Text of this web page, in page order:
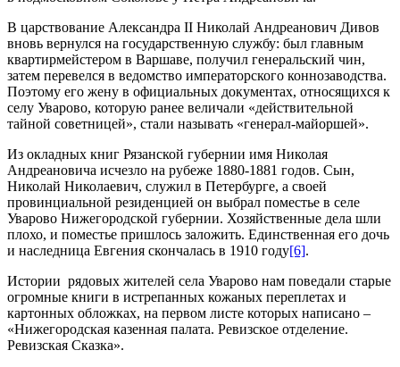
В царствование Александра II Николай Андреанович Дивов
вновь вернулся на государственную службу: был главным
квартирмейстером в Варшаве, получил генеральский чин,
затем перевелся в ведомство императорского коннозаводства.
Поэтому его жену в официальных документах, относящихся к
селу Уварово, которую ранее величали «действительной
тайной советницей», стали называть «генерал-майоршей».
Из окладных книг Рязанской губернии имя Николая
Андреановича исчезло на рубеже 1880-1881 годов. Сын,
Николай Николаевич, служил в Петербурге, а своей
провинциальной резиденцией он выбрал поместье в селе
Уварово Нижегородской губернии. Хозяйственные дела шли
плохо, и поместье пришлось заложить. Единственная его дочь
и наследница Евгения скончалась в 1910 году[6].
Истории рядовых жителей села Уварово нам поведали старые
огромные книги в истрепанных кожаных переплетах и
картонных обложках, на первом листе которых написано –
«Нижегородская казенная палата. Ревизское отделение.
Ревизская Сказка».